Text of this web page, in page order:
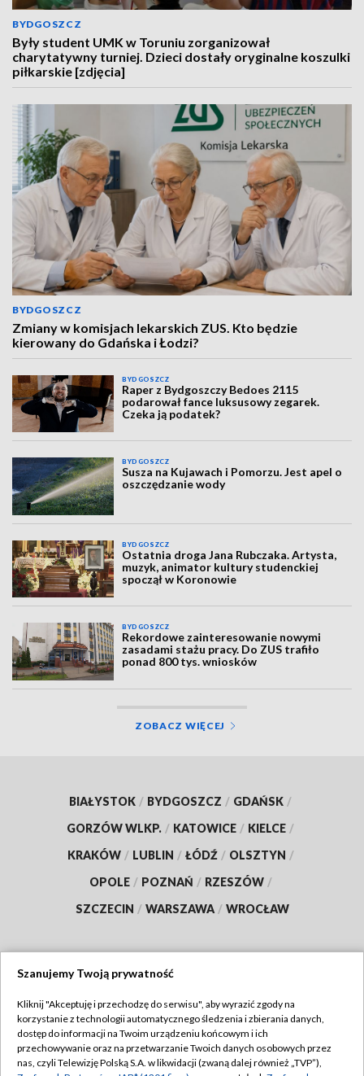
BYDGOSZCZ
Były student UMK w Toruniu zorganizował
charytatywny turniej. Dzieci dostały oryginalne koszulki
piłkarskie [zdjęcia]
BYDGOSZCZ
Zmiany w komisjach lekarskich ZUS. Kto będzie
kierowany do Gdańska i Łodzi?
BYDGOSZCZ
Raper z Bydgoszczy Bedoes 2115
podarował fance luksusowy zegarek.
Czeka ją podatek?
BYDGOSZCZ
Susza na Kujawach i Pomorzu. Jest apel o
oszczędzanie wody
BYDGOSZCZ
Ostatnia droga Jana Rubczaka. Artysta,
muzyk, animator kultury studenckiej
spoczął w Koronowie
BYDGOSZCZ
Rekordowe zainteresowanie nowymi
zasadami stażu pracy. Do ZUS trafiło
ponad 800 tys. wniosków
ZOBACZ WIĘCEJ
BIAŁYSTOK / BYDGOSZCZ / GDAŃSK /
GORZÓW WLKP. / KATOWICE / KIELCE /
KRAKÓW / LUBLIN / ŁÓDŹ / OLSZTYN /
OPOLE / POZNAŃ / RZESZÓW /
SZCZECIN / WARSZAWA / WROCŁAW
TVP
Abonament TVP
Regulamin TVP
Szanujemy Twoją prywatność
Kliknij "Akceptuję i przechodzę do serwisu", aby wyrazić zgody na
korzystanie z technologii automatycznego śledzenia i zbierania danych,
dostęp do informacji na Twoim urządzeniu końcowym i ich
przechowywanie oraz na przetwarzanie Twoich danych osobowych przez
nas, czyli Telewizję Polską S.A. w likwidacji (zwaną dalej również „TVP”),